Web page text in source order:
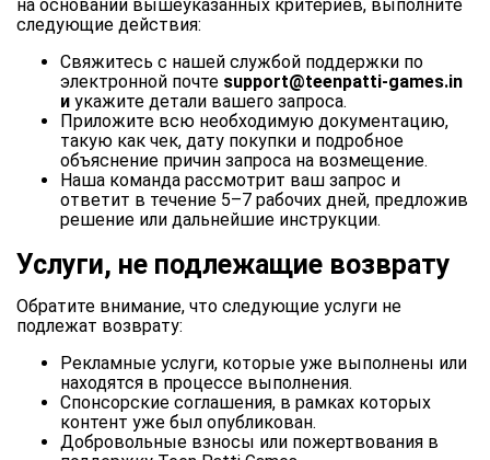
на основании вышеуказанных критериев, выполните
следующие действия:
Свяжитесь с нашей службой поддержки по
электронной почте support@teenpatti-games.in
и укажите детали вашего запроса.
Приложите всю необходимую документацию,
такую как чек, дату покупки и подробное
объяснение причин запроса на возмещение.
Наша команда рассмотрит ваш запрос и
ответит в течение 5–7 рабочих дней, предложив
решение или дальнейшие инструкции.
Услуги, не подлежащие возврату
Обратите внимание, что следующие услуги не
подлежат возврату:
Рекламные услуги, которые уже выполнены или
находятся в процессе выполнения.
Спонсорские соглашения, в рамках которых
контент уже был опубликован.
Добровольные взносы или пожертвования в